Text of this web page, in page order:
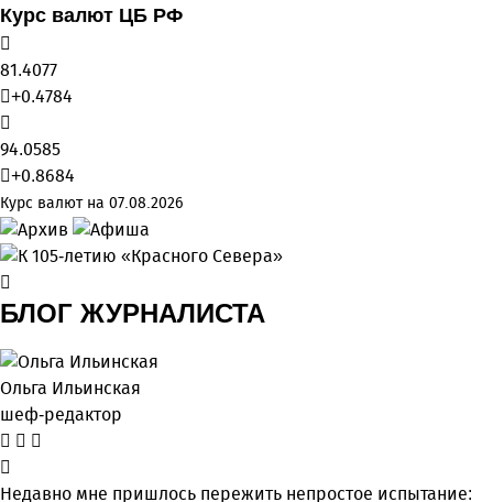
Курс валют ЦБ РФ
81.4077
+0.4784
94.0585
+0.8684
Курс валют на 07.08.2026
БЛОГ ЖУРНАЛИСТА
Ольга Ильинская
шеф-редактор
Недавно мне пришлось пережить непростое испытание: